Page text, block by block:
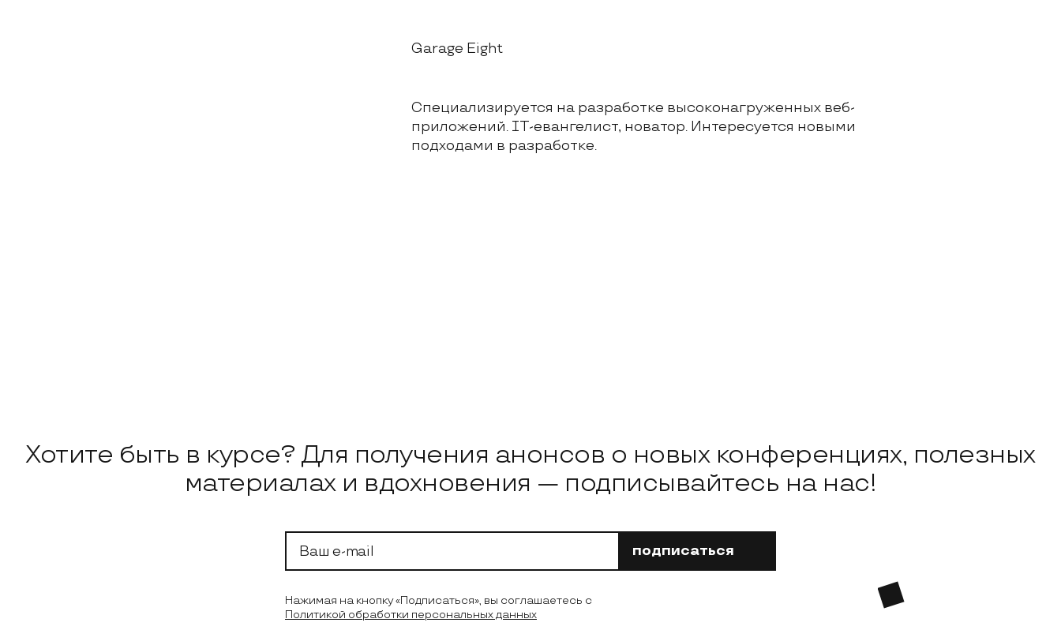
Garage Eight
Специализируется на разработке высоконагруженных веб-
приложений. IТ-евангелист, новатор. Интересуется новыми
подходами в разработке.
Подписка на новости
Хотите быть в курсе? Для получения анонсов о новых конференциях, полезных
материалах и вдохновения — подписывайтесь на нас!
Ваш e-mail подписаться
Нажимая на кнопку «Подписаться», вы соглашаетесь с
Политикой обработки персональных данных